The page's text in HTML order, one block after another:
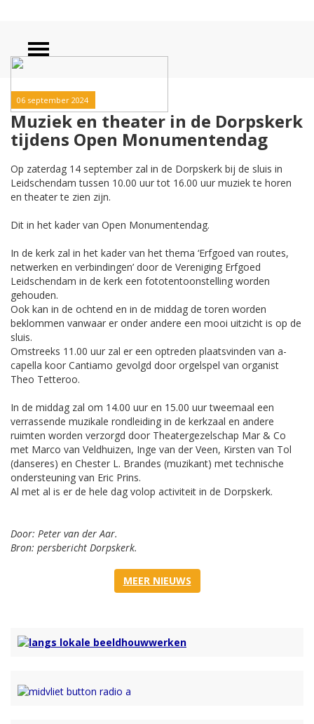
06 september 2024
Muziek en theater in de Dorpskerk
tijdens Open Monumentendag
Op zaterdag 14 september zal in de Dorpskerk bij de sluis in
Leidschendam tussen 10.00 uur tot 16.00 uur muziek te horen
en theater te zien zijn.
Dit in het kader van Open Monumentendag.
In de kerk zal in het kader van het thema ‘Erfgoed van routes,
netwerken en verbindingen’ door de Vereniging Erfgoed
Leidschendam in de kerk een fototentoonstelling worden
gehouden.
Ook kan in de ochtend en in de middag de toren worden
beklommen vanwaar er onder andere een mooi uitzicht is op de
sluis.
Omstreeks 11.00 uur zal er een optreden plaatsvinden van a-
capella koor Cantiamo gevolgd door orgelspel van organist
Theo Tetteroo.
In de middag zal om 14.00 uur en 15.00 uur tweemaal een
verrassende muzikale rondleiding in de kerkzaal en andere
ruimten worden verzorgd door Theatergezelschap Mar & Co
met Marco van Veldhuizen, Inge van der Veen, Kirsten van Tol
(danseres) en Chester L. Brandes (muzikant) met technische
ondersteuning van Eric Prins.
Al met al is er de hele dag volop activiteit in de Dorpskerk.
Door: Peter van der Aar.
Bron: persbericht Dorpskerk.
MEER NIEUWS